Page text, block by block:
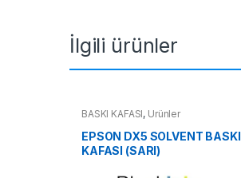
İlgili ürünler
BASKI KAFASI, Ürünler
EPSON DX5 SOLVENT BASKI
KAFASI (SARI)